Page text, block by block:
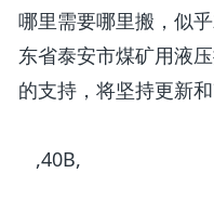
哪里需要哪里搬，似
东省泰安市煤矿用液
的支持，将坚持更新
,40B,